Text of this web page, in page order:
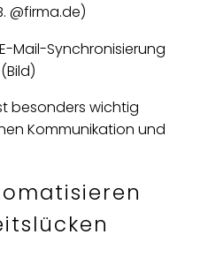
@firma.de)
Mail-Synchronisierung
besonders wichtig
Kommunikation und